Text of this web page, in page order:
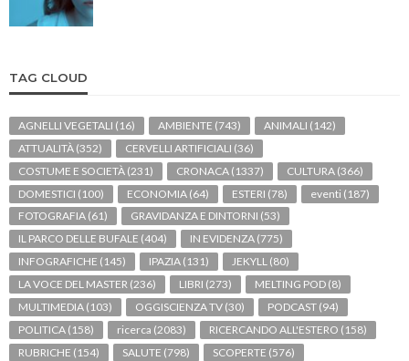
TAG CLOUD
AGNELLI VEGETALI (16) AMBIENTE (743) ANIMALI (142)
ATTUALITÀ (352) CERVELLI ARTIFICIALI (36)
COSTUME E SOCIETÀ (231) CRONACA (1337) CULTURA (366)
DOMESTICI (100) ECONOMIA (64) ESTERI (78) eventi (187)
FOTOGRAFIA (61) GRAVIDANZA E DINTORNI (53)
IL PARCO DELLE BUFALE (404) IN EVIDENZA (775)
INFOGRAFICHE (145) IPAZIA (131) JEKYLL (80)
LA VOCE DEL MASTER (236) LIBRI (273) MELTING POD (8)
MULTIMEDIA (103) OGGISCIENZA TV (30) PODCAST (94)
POLITICA (158) ricerca (2083) RICERCANDO ALL'ESTERO (158)
RUBRICHE (154) SALUTE (798) SCOPERTE (576)